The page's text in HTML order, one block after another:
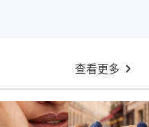
查看更多